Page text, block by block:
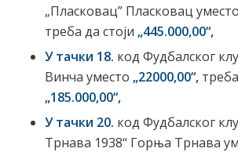
„Пласковац” Пласковац уместо
треба да стоји „445.000,00“,
У тачки 18. код Фудбалског
Винча уместо „22000,00“,треба
„185.000,00“,
У тачки 20. код Фудбалског
Трнава 1938“ Горња Трнава